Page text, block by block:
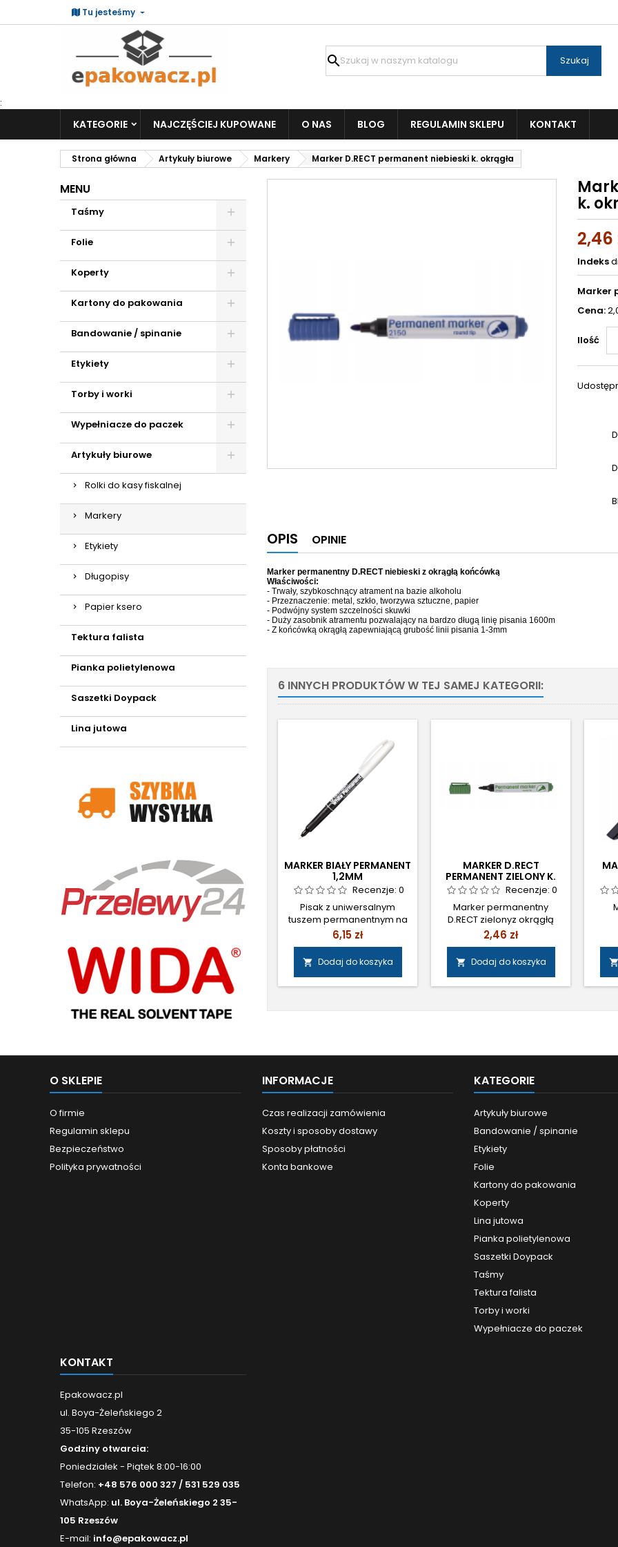
Tu jesteśmy
 Szukaj
:
KATEGORIE NAJCZĘŚCIEJ KUPOWANE O NAS BLOG REGULAMIN SKLEPU KONTAKT
Strona główna Artykuły biurowe Markery Marker D.RECT permanent niebieski k. okrągła
MENU
Taśmy
Folie
Koperty
Kartony do pakowania
Bandowanie / spinanie
Etykiety
Torby i worki
Wypełniacze do paczek
Artykuły biurowe
Rolki do kasy fiskalnej
Markery
Etykiety
Długopisy
Papier ksero
Tektura falista
Pianka polietylenowa
Saszetki Doypack
Lina jutowa
k.
2,46
Indeks
Marker
Cena:
Ilość
OPIS OPINIE
Marker permanentny D.RECT niebieski z okrągłą końcówką
Właściwości:
- Trwały, szybkoschnący atrament na bazie alkoholu
- Przeznaczenie: metal, szkło, tworzywa sztuczne, papier
- Podwójny system szczelności skuwki
- Duży zasobnik atramentu pozwalający na bardzo długą linię pisania 1600m
- Z końcówką okrągłą zapewniającą grubość linii pisania 1-3mm
6 INNYCH PRODUKTÓW W TEJ SAMEJ KATEGORII:
MARKER BIAŁY PERMANENT
1,2MM
Recenzje: 0
Pisak z uniwersalnym
tuszem permanentnym na
bazie wody, do pisania po
różnych powierzchniach,
m.in. płytach CD, szkle,
plastiku, drewnie, matalu.
Cena
6,15 zł
 Dodaj do koszyka
MARKER D.RECT
PERMANENT ZIELONY K.
OKRĄGŁARecenzje: 0
Marker permanentny
D.RECT zielonyz okrągłą
końcówką Cena: 2,00 zł
netto/szt.
Cena
2,46 zł
 Dodaj do koszyka 
O SKLEPIE
O firmie
Regulamin sklepu
Bezpieczeństwo
Polityka prywatności
INFORMACJE
Czas realizacji zamówienia
Koszty i sposoby dostawy
Sposoby płatności
Konta bankowe
KATEGORIE
Artykuły biurowe
Bandowanie / spinanie
Etykiety
Folie
Kartony do pakowania
Koperty
Lina jutowa
Pianka polietylenowa
Saszetki Doypack
Taśmy
Tektura falista
Torby i worki
Wypełniacze do paczek
KONTAKT
Epakowacz.pl
ul. Boya-Żeleńskiego 2
35-105 Rzeszów
Godziny otwarcia:
Poniedziałek - Piątek 8:00-16:00
Telefon: +48 576 000 327 / 531 529 035
WhatsApp: ul. Boya-Żeleńskiego 2 35-
105 Rzeszów
E-mail: info@epakowacz.pl